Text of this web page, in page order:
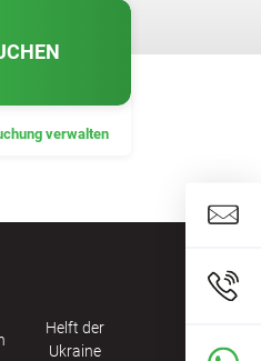
verwalten
Helft der
Ukraine